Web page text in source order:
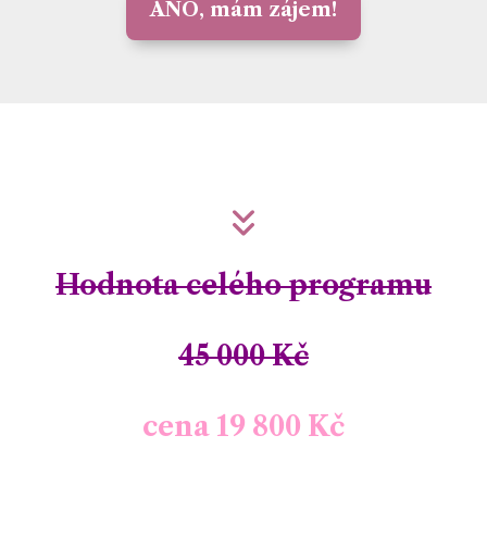
ANO, mám zájem!
Hodnota celého programu
45 000 Kč
cena 19 800 Kč